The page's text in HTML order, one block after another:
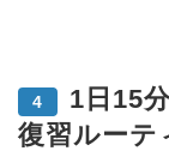
4
1日15
復習ルーテ